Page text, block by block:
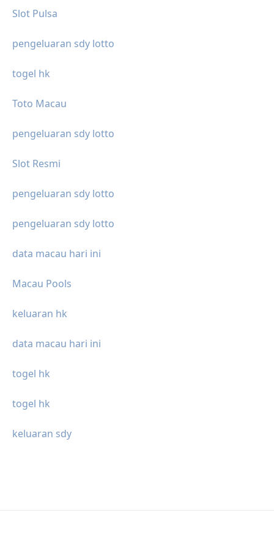
Slot Pulsa
pengeluaran sdy lotto
togel hk
Toto Macau
pengeluaran sdy lotto
Slot Resmi
pengeluaran sdy lotto
pengeluaran sdy lotto
data macau hari ini
Macau Pools
keluaran hk
data macau hari ini
togel hk
togel hk
keluaran sdy